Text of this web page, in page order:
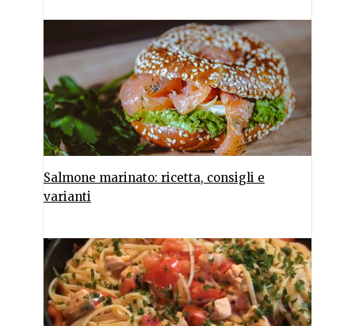
Salmone marinato: ricetta, consigli e
varianti